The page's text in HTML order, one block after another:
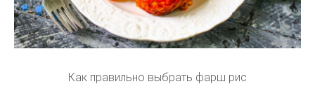
Как правильно выбрать фарш рис